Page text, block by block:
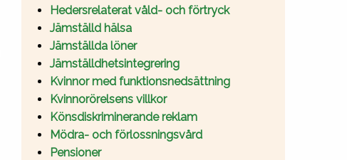
Hedersrelaterat våld- och förtryck
Jämställd hälsa
Jämställda löner
Jämställdhetsintegrering
Kvinnor med funktionsnedsättning
Kvinnorörelsens villkor
Könsdiskriminerande reklam
Mödra- och förlossningsvård
Pensioner